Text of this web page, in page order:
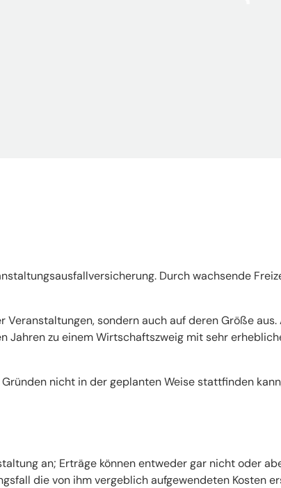
Durch wachsende
sondern auch auf deren Größe
zu einem Wirtschaftszweig mit sehr
nicht in der geplanten Weise stattfinden
an; Erträge können entweder gar nicht oder
die von ihm vergeblich aufgewendeten Kosten